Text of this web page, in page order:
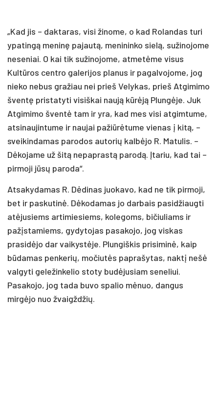
„Kad jis – daktaras, visi žinome, o kad Rolandas turi
ypatingą meninę pajautą, menininko sielą, sužinojome
neseniai. O kai tik sužinojome, atmetėme visus
Kultūros centro galerijos planus ir pagalvojome, jog
nieko nebus gražiau nei prieš Velykas, prieš Atgimimo
šventę pristatyti visiškai naują kūrėją Plungėje. Juk
Atgimimo šventė tam ir yra, kad mes visi atgimtume,
atsinaujintume ir naujai pažiūrėtume vienas į kitą, –
sveikindamas parodos autorių kalbėjo R. Matulis. –
Dėkojame už šitą nepaprastą parodą. Įtariu, kad tai –
pirmoji jūsų paroda“.
Atsakydamas R. Dėdinas juokavo, kad ne tik pirmoji,
bet ir paskutinė. Dėkodamas jo darbais pasidžiaugti
atėjusiems artimiesiems, kolegoms, bičiuliams ir
pažįstamiems, gydytojas pasakojo, jog viskas
prasidėjo dar vaikystėje. Plungiškis prisiminė, kaip
būdamas penkerių, močiutės paprašytas, naktį nešė
valgyti geležinkelio stoty budėjusiam seneliui.
Pasakojo, jog tada buvo spalio mėnuo, dangus
mirgėjo nuo žvaigždžių.